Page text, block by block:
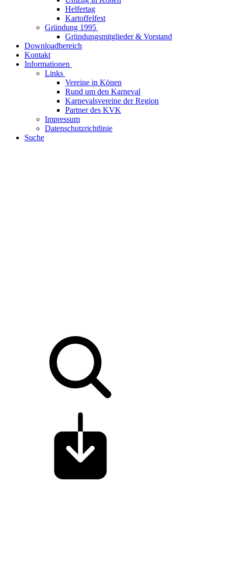
Helfertag
Kartoffelfest
Gründung 1995
Gründungsmitglieder & Vorstand
Downloadbereich
Kontakt
Informationen
Links
Vereine in Könen
Rund um den Karneval
Karnevalsvereine der Region
Partner des KVK
Impressum
Datenschutzrichtlinie
Suche